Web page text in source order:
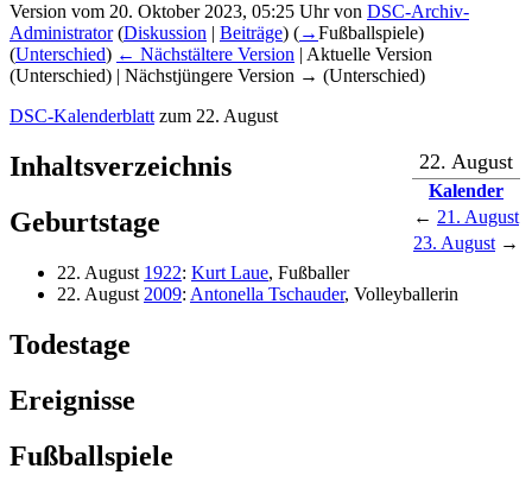
Version vom 20. Oktober 2023, 05:25 Uhr von DSC-Archiv-
Administrator (Diskussion | Beiträge) (→Fußballspiele)
(Unterschied) ← Nächstältere Version | Aktuelle Version
(Unterschied) | Nächstjüngere Version → (Unterschied)
DSC-Kalenderblatt zum 22. August
22. August
Kalender
← 21. August
23. August →
Inhaltsverzeichnis
Geburtstage
22. August 1922: Kurt Laue, Fußballer
22. August 2009: Antonella Tschauder, Volleyballerin
Todestage
Ereignisse
Fußballspiele